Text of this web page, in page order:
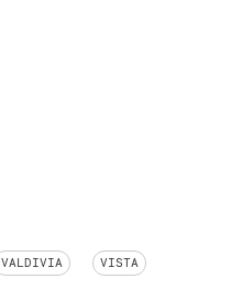
VALDIVIA VISTA